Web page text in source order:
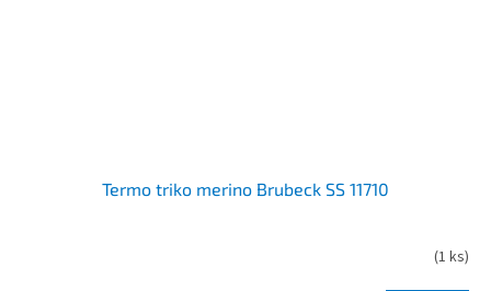
Termo triko merino Brubeck SS 11710
(1 ks)